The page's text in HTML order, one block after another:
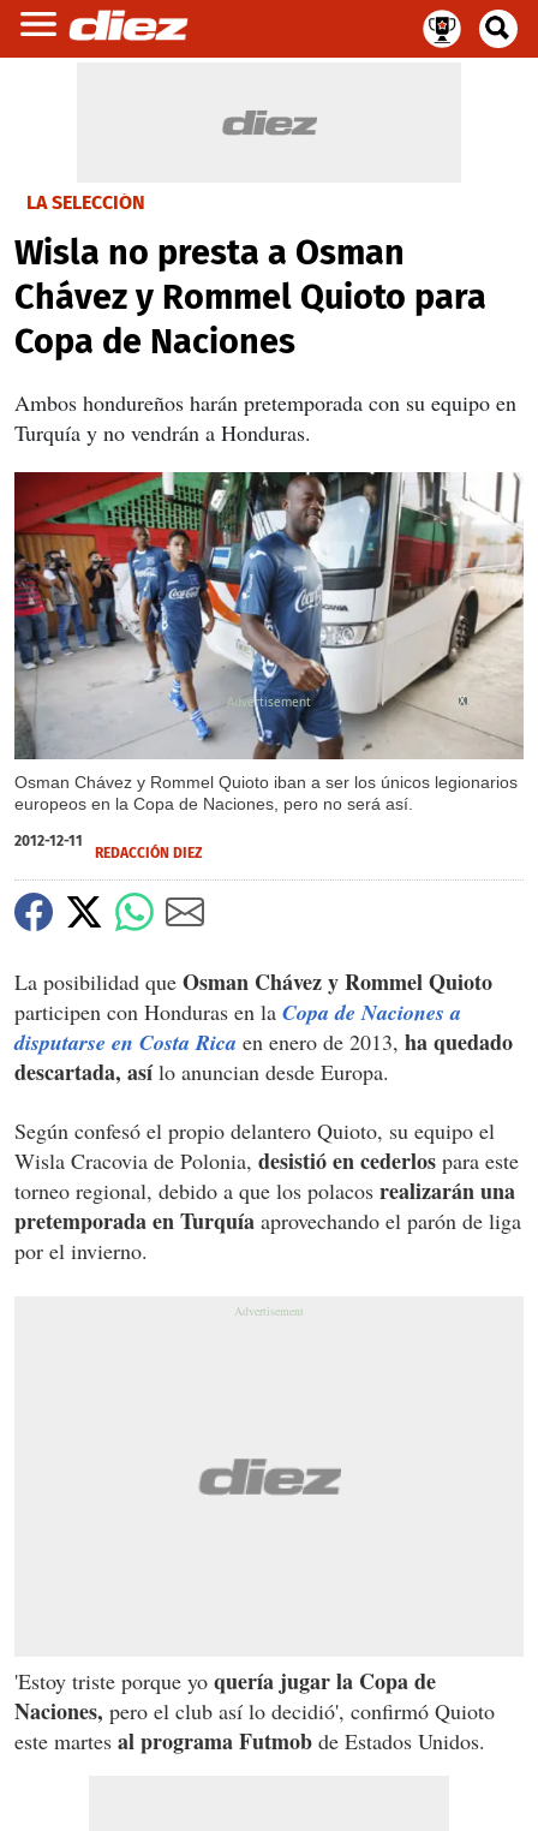
LA SELECCIÓN
Wisla no presta a Osman
Chávez y Rommel Quioto para
Copa de Naciones
Ambos hondureños harán pretemporada con su equipo en
Turquía y no vendrán a Honduras.
Osman Chávez y Rommel Quioto iban a ser los únicos legionarios
europeos en la Copa de Naciones, pero no será así.
X
2012-12-11
REDACCIÓN DIEZ
La posibilidad que Osman Chávez y Rommel Quioto
participen con Honduras en la Copa de Naciones a
disputarse en Costa Rica en enero de 2013, ha quedado
descartada, asílo anuncian desde Europa.
Según confesó el propio delantero Quioto, su equipo el
Wisla Cracovia de Polonia, desistió en cederlos para este
torneo regional, debido a que los polacos realizarán una
pretemporada en Turquía aprovechando el parón de liga
por el invierno.
'Estoy triste porque yo quería jugar la Copa de
Naciones, pero el club así lo decidió', confirmó Quioto
este martes al programa Futmob de Estados Unidos.